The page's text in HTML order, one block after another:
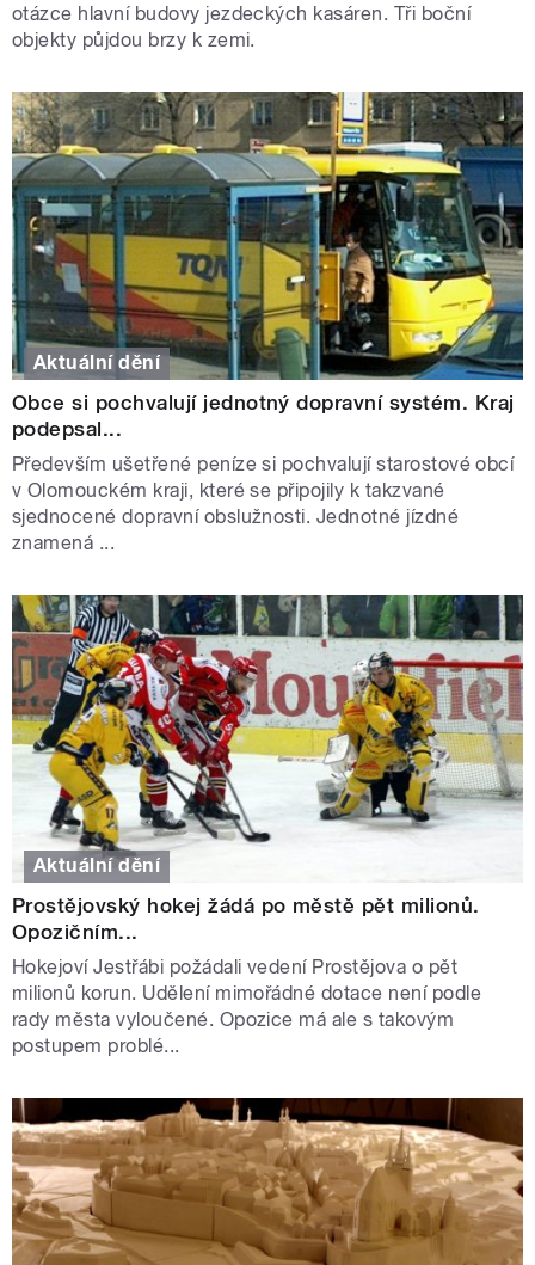
otázce hlavní budovy jezdeckých kasáren. Tři boční
objekty půjdou brzy k zemi.
Aktuální dění
Obce si pochvalují jednotný dopravní systém. Kraj
podepsal...
Především ušetřené peníze si pochvalují starostové obcí
v Olomouckém kraji, které se připojily k takzvané
sjednocené dopravní obslužnosti. Jednotné jízdné
znamená ...
Aktuální dění
Prostějovský hokej žádá po městě pět milionů.
Opozičním...
Hokejoví Jestřábi požádali vedení Prostějova o pět
milionů korun. Udělení mimořádné dotace není podle
rady města vyloučené. Opozice má ale s takovým
postupem problé...